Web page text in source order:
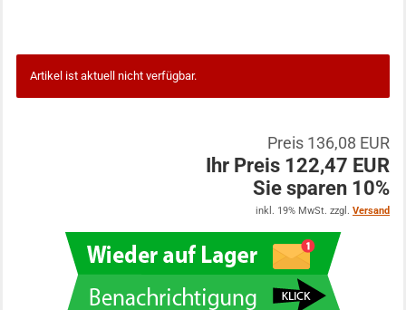
Artikel ist aktuell nicht verfügbar.
Preis 136,08 EUR
Ihr Preis 122,47 EUR
Sie sparen 10%
inkl. 19% MwSt. zzgl. Versand